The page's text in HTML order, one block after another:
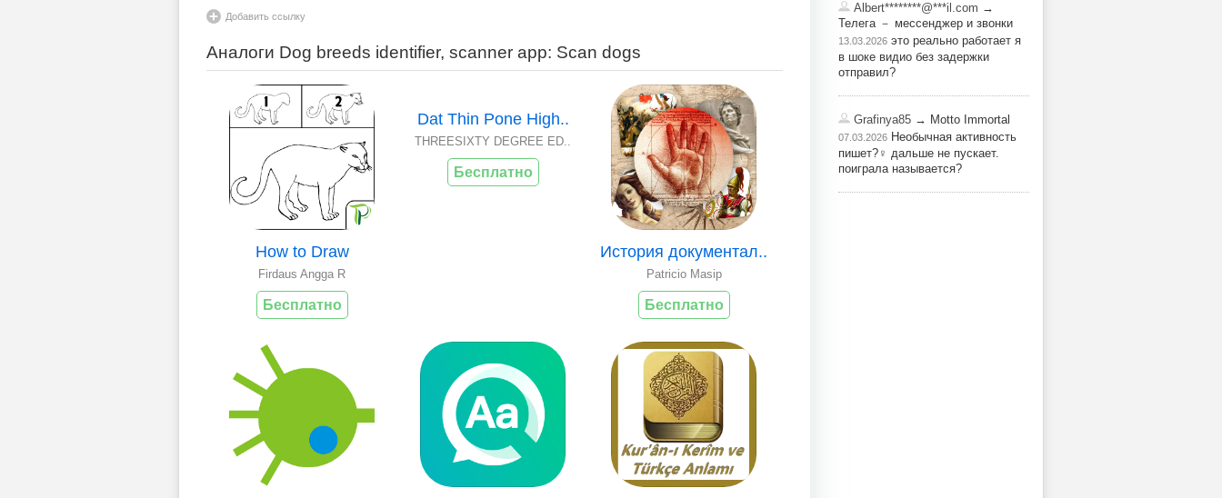
Добавить ссылку
Аналоги Dog breeds identifier, scanner app: Scan dogs
How to Draw
Firdaus Angga R
Бесплатно
Dat Thin Pone High..
THREESIXTY DEGREE ED..
Бесплатно
История документал..
Patricio Masip
Бесплатно
Albert********@***il.com →
Телега － мессенджер и звонки
13.03.2026 это реально работает я
в шоке видио без задержки
отправил?
Grafinya85 → Motto Immortal
07.03.2026 Необычная активность
пишет?‍♀️ дальше не пускает.
поиграла называется?